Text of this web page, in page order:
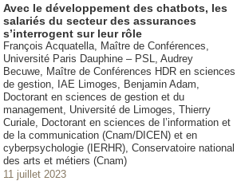
Avec le développement des chatbots, les
salariés du secteur des assurances
s’interrogent sur leur rôle
François Acquatella, Maître de Conférences,
Université Paris Dauphine – PSL, Audrey
Becuwe, Maître de Conférences HDR en sciences
de gestion, IAE Limoges, Benjamin Adam,
Doctorant en sciences de gestion et du
management, Université de Limoges, Thierry
Curiale, Doctorant en sciences de l’information et
de la communication (Cnam/DICEN) et en
cyberpsychologie (IERHR), Conservatoire national
des arts et métiers (Cnam)
11 juillet 2023